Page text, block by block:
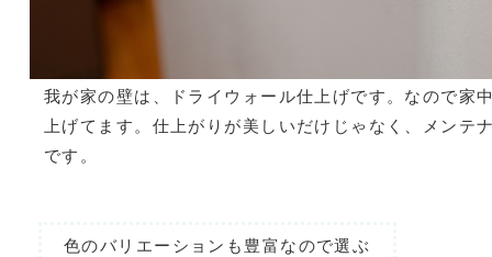
我が家の壁は、ドライウォール仕上げです。なので家
上げてます。仕上がりが美しいだけじゃなく、メンテ
です。
色のバリエーションも豊富なので選ぶ